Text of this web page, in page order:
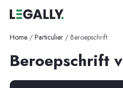
Home / Particulier / Beroepschrift
Beroepschrift